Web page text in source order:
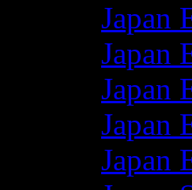
Japan
Japan
Japan
Japan
Japan